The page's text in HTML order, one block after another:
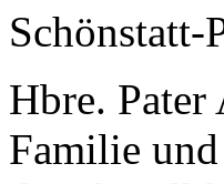
Hbre.
Familie